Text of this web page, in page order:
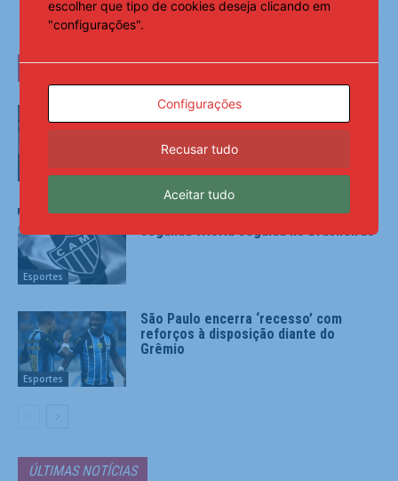
LEIA TAMBÉM
Esportes
Pai de Lionel Messi morre aos 68 anos
na Argentina
Esportes
Atlético-MG visita o Remo por
segunda vitória seguida no Brasileirão
Esportes
São Paulo encerra ‘recesso’ com
reforços à disposição diante do
Grêmio
ÚLTIMAS NOTÍCIAS
escolher que tipo de cookies deseja clicando em
"configurações".
Configurações
Recusar tudo
Aceitar tudo